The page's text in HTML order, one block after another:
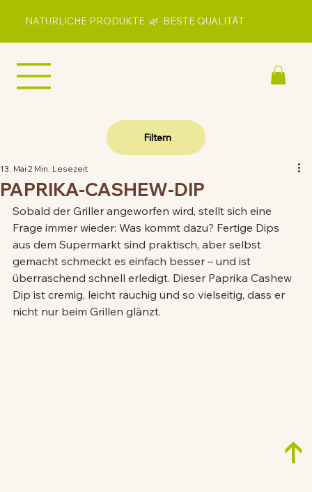
NATÜRLICHE PRODUKTE 🌿 BESTE QUALITÄT
PAPRIKA-CASHEW-DIP
13. Mai 2 Min. Lesezeit
Sobald der Griller angeworfen wird, stellt sich eine
Frage immer wieder: Was kommt dazu? Fertige Dips
aus dem Supermarkt sind praktisch, aber selbst
gemacht schmeckt es einfach besser – und ist
überraschend schnell erledigt. Dieser Paprika Cashew
Dip ist cremig, leicht rauchig und so vielseitig, dass er
nicht nur beim Grillen glänzt.
Filtern
↑